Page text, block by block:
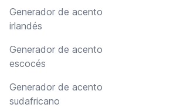
Generador de acento
irlandés
Generador de acento
escocés
Generador de acento
sudafricano